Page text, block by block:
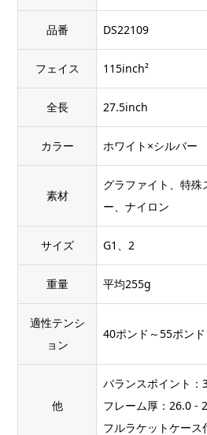
品番 DS22109
フェイス 115inch²
全長 27.5inch
カラー ホワイト×シルバー
素材
グラファイト、特殊
ー、ナイロン
サイズ G1、2
重量 平均255g
適性テンシ
ョン
40ポンド～55ポンド
他
バランスポイント：
フレーム厚：26.0 -
フルラケットケース